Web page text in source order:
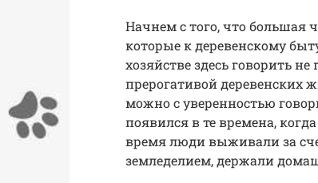
Начнем с того, что большая
которые к деревенскому
хозяйстве здесь говорить
прерогативой деревенских
можно с уверенностью
появился в те времена,
время люди выживали за
земледелием, держали